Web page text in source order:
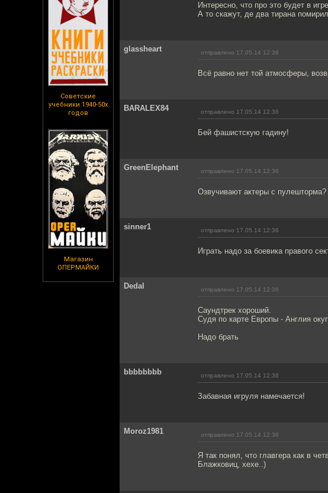
Советские
учебники 1940-50х
годов
Магазин
ОПЕРМАЙКИ
Интересно, что про это будет в
А то скажут, де два тирана
glassheart отправлено 17.05.14 12:36
Всё равно нет той атмосферы,
BARALEX84 отправлено 17.05.14 12:36
Бей фашистскую гадину!
GreenElephant отправлено 17.05.14 12:36
Озвучивают актеры с пулешторма?
sinner1 отправлено 17.05.14 12:36
Играть надо за боевика правого
Dedal отправлено 17.05.14 12:36
Саундтрек хороший.
Судя по карте Европы - Англия
Надо брать
bbbbbbbb отправлено 17.05.14 12:36
Забавная игруля намечается!
Moroz1981 отправлено 17.05.14 12:36
Я так понял, что главгера как в
Блажковиц, хехе..)